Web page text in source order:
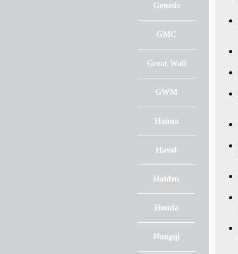
Genesis
GMC
Great Wall
GWM
Haima
Haval
Holden
Honda
Hongqi